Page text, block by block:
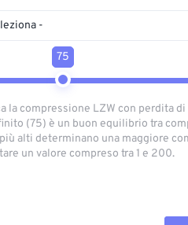
-
75
la compressione LZW con perdita
(75) è un buon equilibrio tra
alti determinano una maggiore
un valore compreso tra 1 e 200.